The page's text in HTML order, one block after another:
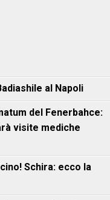
al Napoli
del Fenerbahce:
visite mediche
Schira: ecco la